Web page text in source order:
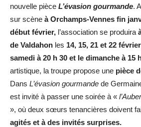
nouvelle pièce L’évasion gourmande.
sur scène à Orchamps-Vennes fin
début février, l’association se produira
de Valdahon les 14, 15, 21 et 22 février
samedi à 20 h 30 et le dimanche à 15
artistique, la troupe propose une pièce
Dans L’évasion gourmande de
est invité à passer une soirée à «
», où deux sœurs tenancières doivent
agités et à des invités surprises.